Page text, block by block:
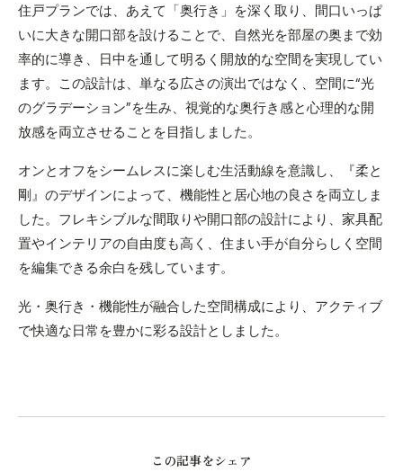
住戸プランでは、あえて「奥行き」を深く取り、間口いっぱ
いに大きな開口部を設けることで、自然光を部屋の奥まで効
率的に導き、日中を通して明るく開放的な空間を実現してい
ます。この設計は、単なる広さの演出ではなく、空間に“光
のグラデーション”を生み、視覚的な奥行き感と心理的な開
放感を両立させることを目指しました。
オンとオフをシームレスに楽しむ生活動線を意識し、『柔と
剛』のデザインによって、機能性と居心地の良さを両立しま
した。フレキシブルな間取りや開口部の設計により、家具配
置やインテリアの自由度も高く、住まい手が自分らしく空間
を編集できる余白を残しています。
光・奥行き・機能性が融合した空間構成により、アクティブ
で快適な日常を豊かに彩る設計としました。
この記事をシェア